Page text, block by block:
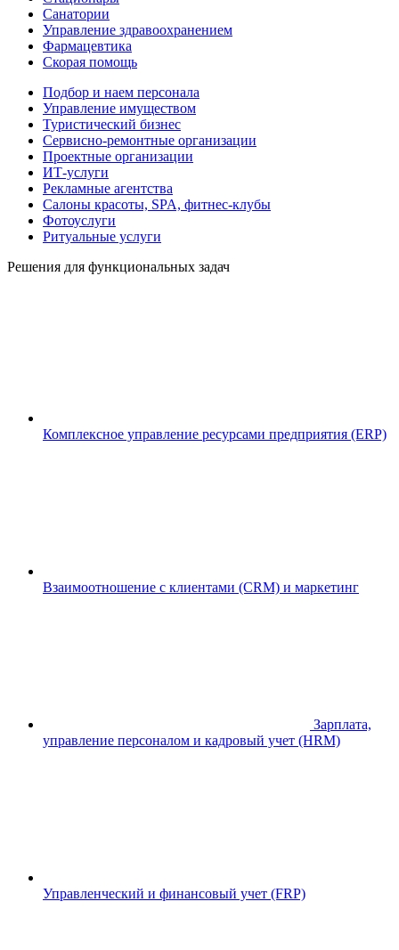
Санатории
Управление здравоохранением
Фармацевтика
Скорая помощь
Подбор и наем персонала
Управление имуществом
Туристический бизнес
Сервисно-ремонтные организации
Проектные организации
ИТ-услуги
Рекламные агентства
Салоны красоты, SPA, фитнес-клубы
Фотоуслуги
Ритуальные услуги
Решения для функциональных задач
Комплексное управление ресурсами предприятия (ERP)
Взаимоотношение с клиентами (CRM) и маркетинг
Зарплата,
управление персоналом и кадровый учет (HRM)
Управленческий и финансовый учет (FRP)